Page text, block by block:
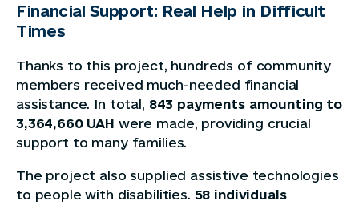
Financial Support: Real Help in Difficult
Times
Thanks to this project, hundreds of community
members received much-needed financial
assistance. In total, 843 payments amounting to
3,364,660 UAH were made, providing crucial
support to many families.
The project also supplied assistive technologies
to people with disabilities. 58 individuals